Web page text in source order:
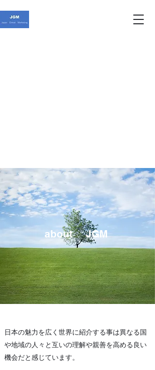
about JGM
日本の魅力を広く世界に紹介する事は異なる国
や地域の人々と互いの理解や親善を高める良い
機会だと感じています。